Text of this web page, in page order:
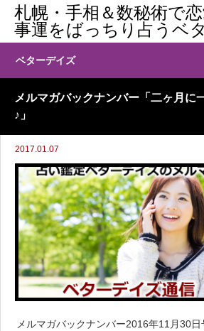
札幌・手相＆数秘術で
事運をばっちり占うベ
ベターデイズ
メルマガバックナンバー「二ヶ月に
♪」
2017.01.07
メルマガバックナンバー2016年11月30